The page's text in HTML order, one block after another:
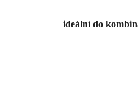
ideální do